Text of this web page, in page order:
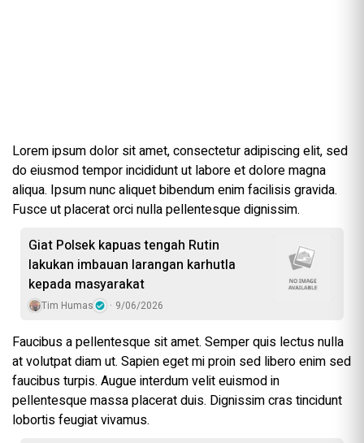
Lorem ipsum dolor sit amet, consectetur adipiscing elit, sed
do eiusmod tempor incididunt ut labore et dolore magna
aliqua. Ipsum nunc aliquet bibendum enim facilisis gravida.
Fusce ut placerat orci nulla pellentesque dignissim.
Giat Polsek kapuas tengah Rutin
lakukan imbauan larangan karhutla
kepada masyarakat
Tim Humas 9/06/2026
Faucibus a pellentesque sit amet. Semper quis lectus nulla
at volutpat diam ut. Sapien eget mi proin sed libero enim sed
faucibus turpis. Augue interdum velit euismod in
pellentesque massa placerat duis. Dignissim cras tincidunt
lobortis feugiat vivamus.